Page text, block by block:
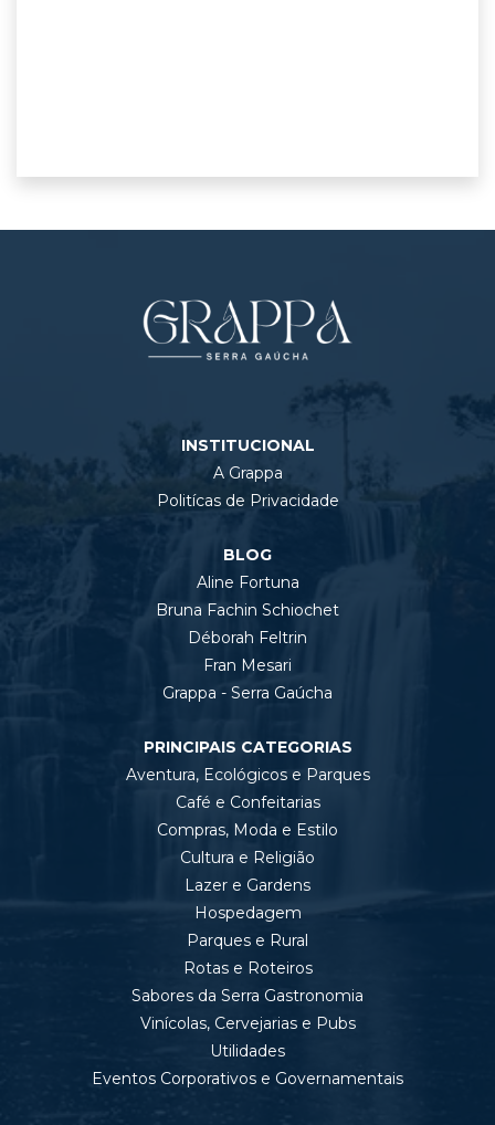
INSTITUCIONAL
A Grappa
Politícas de Privacidade
BLOG
Aline Fortuna
Bruna Fachin Schiochet
Déborah Feltrin
Fran Mesari
Grappa - Serra Gaúcha
PRINCIPAIS CATEGORIAS
Aventura, Ecológicos e Parques
Café e Confeitarias
Compras, Moda e Estilo
Cultura e Religião
Lazer e Gardens
Hospedagem
Parques e Rural
Rotas e Roteiros
Sabores da Serra Gastronomia
Vinícolas, Cervejarias e Pubs
Utilidades
Eventos Corporativos e Governamentais